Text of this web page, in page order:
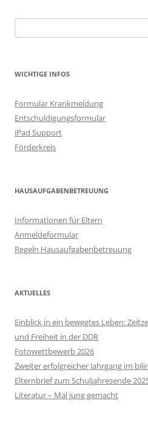
nach:
WICHTIGE INFOS
Formular Krankmeldung
Entschuldigungsformular
iPad Support
Förderkreis
HAUSAUFGABENBETREUUNG
Informationen für Eltern
Anmeldeformular
Regeln Hausaufgabenbetreuung
AKTUELLES
Einblick in ein bewegtes Leben:
und Freiheit in der DDR
Fotowettbewerb 2026
Zweiter erfolgreicher Jahrgang im
Elternbrief zum Schuljahresende
Literatur – Mal jung gemacht